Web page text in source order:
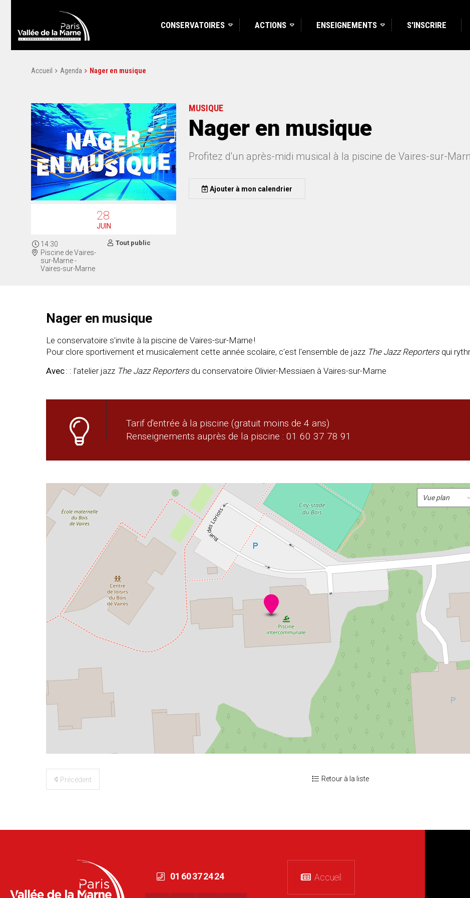
CONSERVATOIRES ACTIONS ENSEIGNEMENTS S'INSCRIRE
Accueil Agenda Nager en musique
28
JUIN
14:30
Piscine de Vaires-
sur-Marne -
Vaires-sur-Marne
Tout public
MUSIQUE
Nager en musique
Profitez d'un après-midi musical à la piscine de Vaires-sur-
Ajouter à mon calendrier
Nager en musique
Le conservatoire s'invite à la piscine de Vaires-sur-Marne !
Pour clore sportivement et musicalement cette année scolaire, c'est l'ensemble de jazz The Jazz Reportersqui
Avec: : l’atelier jazz The Jazz Reportersdu conservatoire Olivier-Messiaen à Vaires-sur-Marne
Tarif d'entrée à la piscine (gratuit moins de 4 ans)
Renseignements auprès de la piscine : 01 60 37 78 91
Précédent Retour à la liste
01 60 37 24 24 Accueil